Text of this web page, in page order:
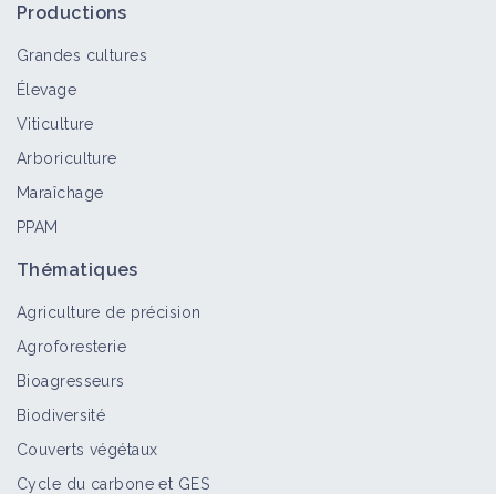
Productions
Grandes cultures
Élevage
Viticulture
Arboriculture
Maraîchage
PPAM
Thématiques
Agriculture de précision
Agroforesterie
Bioagresseurs
Biodiversité
Couverts végétaux
Cycle du carbone et GES